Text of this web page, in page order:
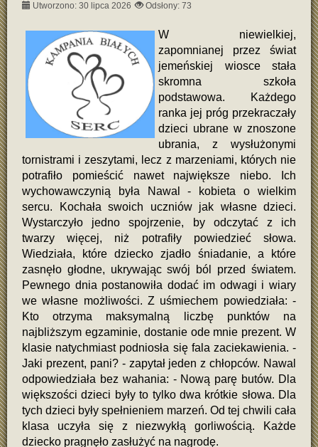
Utworzono: 30 lipca 2026 Odsłony: 73
W niewielkiej,
zapomnianej przez świat
jemeńskiej wiosce stała
skromna szkoła
podstawowa. Każdego
ranka jej próg przekraczały
dzieci ubrane w znoszone
ubrania, z wysłużonymi
tornistrami i zeszytami, lecz z marzeniami, których nie
potrafiło pomieścić nawet największe niebo. Ich
wychowawczynią była Nawal - kobieta o wielkim
sercu. Kochała swoich uczniów jak własne dzieci.
Wystarczyło jedno spojrzenie, by odczytać z ich
twarzy więcej, niż potrafiły powiedzieć słowa.
Wiedziała, które dziecko zjadło śniadanie, a które
zasnęło głodne, ukrywając swój ból przed światem.
Pewnego dnia postanowiła dodać im odwagi i wiary
we własne możliwości. Z uśmiechem powiedziała: -
Kto otrzyma maksymalną liczbę punktów na
najbliższym egzaminie, dostanie ode mnie prezent. W
klasie natychmiast podniosła się fala zaciekawienia. -
Jaki prezent, pani? - zapytał jeden z chłopców. Nawal
odpowiedziała bez wahania: - Nową parę butów. Dla
większości dzieci były to tylko dwa krótkie słowa. Dla
tych dzieci były spełnieniem marzeń. Od tej chwili cała
klasa uczyła się z niezwykłą gorliwością. Każde
dziecko pragnęło zasłużyć na nagrodę.